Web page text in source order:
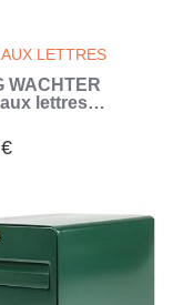
LETTRES
WACHTER
lettres
- 1 porte -
€